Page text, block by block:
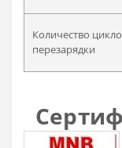
Количество
перезарядки